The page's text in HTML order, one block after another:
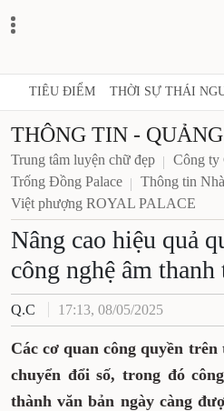
TIÊU ĐIỂM THỜI SỰ THÁI
THÔNG TIN -
Trung tâm luyện chữ đẹp
Công ty
Trống Đồng Palace
Thông tin
Việt phượng ROYAL PALACE
Nâng cao hiệu quả
công nghệ âm thanh
Q.C 17:13, 08/05/2025
Các cơ quan công quyền
chuyển đổi số, trong đó
thành văn bản ngày càng